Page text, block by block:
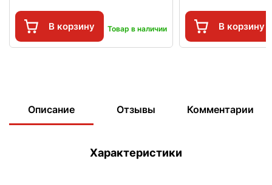
В корзину Товар в наличии В корзину
Описание Отзывы Комментарии
Характеристики